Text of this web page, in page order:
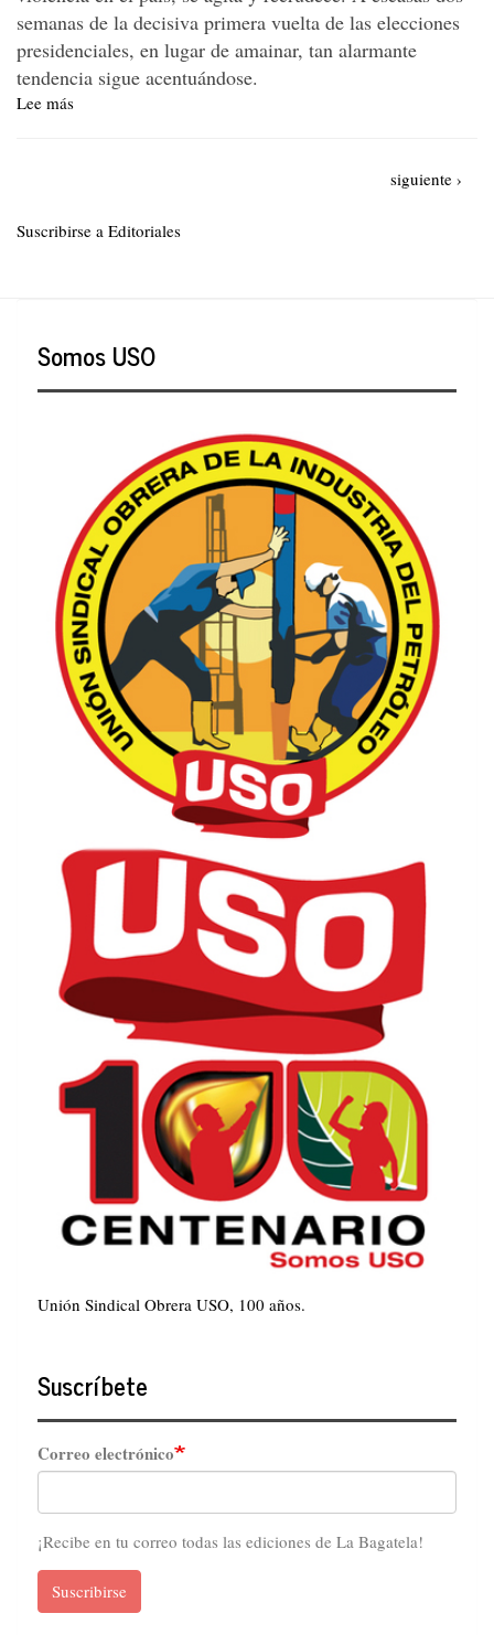
semanas de la decisiva primera vuelta de las elecciones
presidenciales, en lugar de amainar, tan alarmante
tendencia sigue acentuándose.
Lee más
UN
Siguiente
siguiente ›
Suscribirse a Editoriales
Somos USO
Unión Sindical Obrera USO, 100 años.
Suscríbete
Correo electrónico
¡Recibe en tu correo todas las ediciones de La Bagatela!
Suscribirse